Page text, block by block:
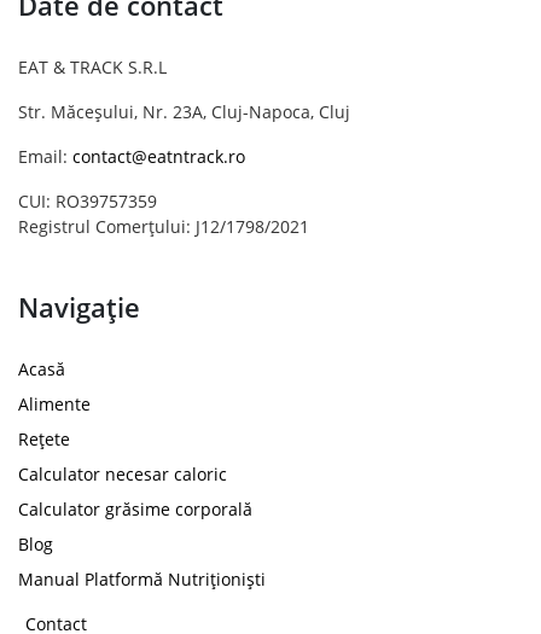
EAT & TRACK S.R.L
Str. Măceșului, Nr. 23A, Cluj-Napoca, Cluj
Email: contact@eatntrack.ro
CUI: RO39757359
Registrul Comerțului: J12/1798/2021
Navigație
Acasă
Alimente
Rețete
Calculator necesar caloric
Calculator grăsime corporală
Blog
Manual Platformă Nutriționiști
Contact